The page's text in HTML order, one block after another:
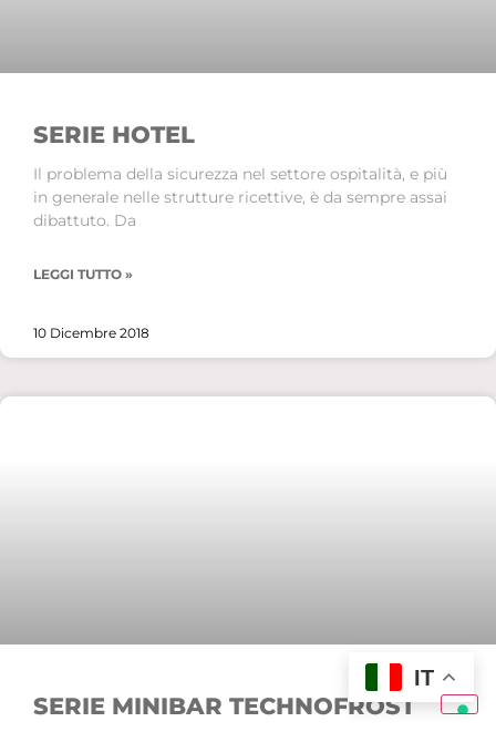
SERIE HOTEL
Il problema della sicurezza nel settore ospitalità, e più
in generale nelle strutture ricettive, è da sempre assai
dibattuto. Da
LEGGI TUTTO »
10 Dicembre 2018
SERIE MINIBAR TECHNOFROST
IT